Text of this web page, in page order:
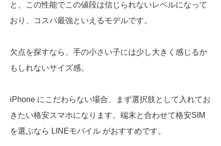
と、この性能でこの値段は信じられないレベルになって
おり、コスパ最強といえるモデルです。
欠点を探すなら、手の小さい子には少し大きく感じるか
もしれないサイズ感。
iPhone にこだわらない場合、まず選択肢として入れてお
きたい格安スマホになります。端末と合わせて格安SIM
を選ぶなら LINEモバイル がおすすめです。